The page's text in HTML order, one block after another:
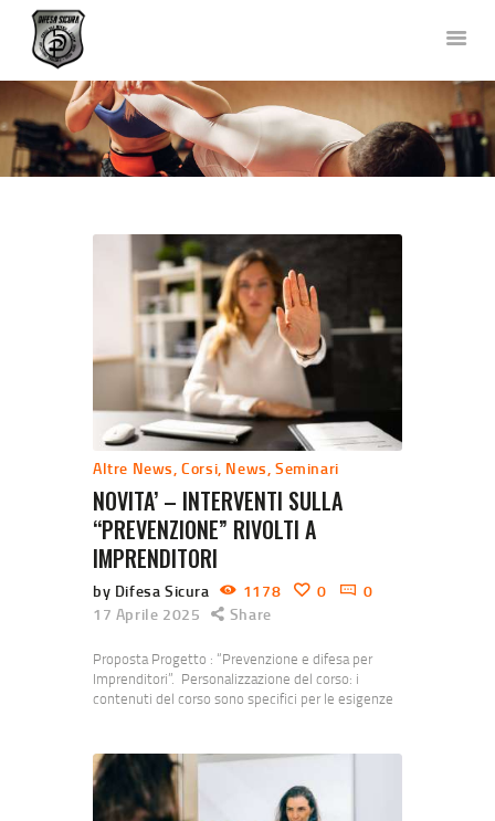
DIFESA SICURA KRAV MAGA
Corsi di Difesa Personale a Bergamo
HOME
CHI SIAMO
FOTO E VIDEO
TEAM
COLLABORAZIONI
DOVE SIAMO
CONTATTACI
Altre News,Corsi, News,Seminari
NOVITA’ – INTERVENTI SULLA
“PREVENZIONE” RIVOLTI A
IMPRENDITORI
by Difesa Sicura 1178 0
0
17 Aprile 2025
Share
Proposta Progetto : “Prevenzione e difesa per
Imprenditori”. Personalizzazione del corso: i
contenuti del corso sono specifici per le esigenze
professionale e famigliare. L’associazione A.S.D.
Difesa Sicura (C.F. 93048390160) si occupa dal
2009, nella provincia di Bergamo e Milano, di corsi